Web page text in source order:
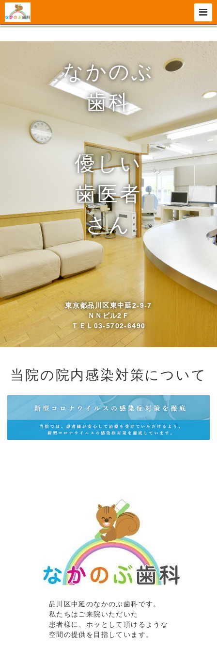
なかのぶ
歯科
優しい
歯医者
さん
東京都品川区東中延2-9-7
ＮＮビル2Ｆ
ＴＥＬ03-5702-6490
当院の院内感染対策について
品川区中延のなかのぶ歯科です。
私たちはご来院いただいた
患者様に、ホッとして頂けるような
空間の提供を目指しています。